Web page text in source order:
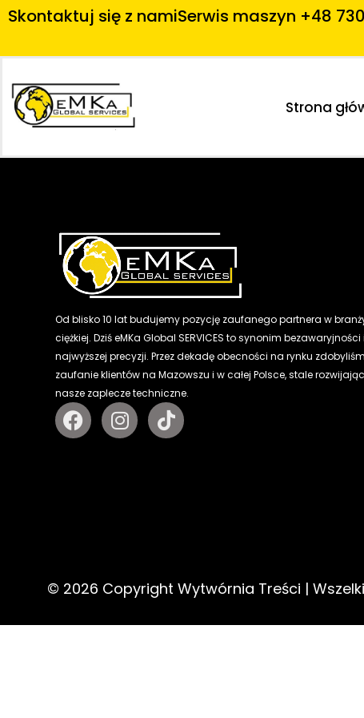
Skontaktuj się z namiSerwis maszyn +48
Strona
Od blisko 10 lat budujemy pozycję zaufanego partnera w
ciężkiej. Dziś eMKa Global SERVICES to synonim bezawaryjności i
najwyższej precyzji. Przez dekadę obecności na rynku
zaufanie klientów na Mazowszu i w całej Polsce, stale rozwijając
nasze zaplecze techniczne.
© 2026 Copyright Wytwórnia Treści |